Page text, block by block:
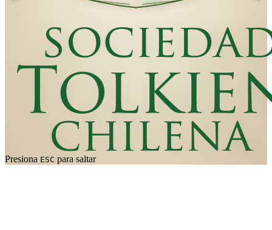
Presiona ESC para saltar